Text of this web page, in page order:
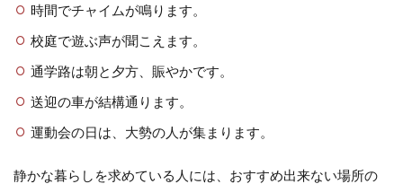
時間でチャイムが鳴ります。
校庭で遊ぶ声が聞こえます。
通学路は朝と夕方、賑やかです。
送迎の車が結構通ります。
運動会の日は、大勢の人が集まります。
静かな暮らしを求めている人には、おすすめ出来ない場所の